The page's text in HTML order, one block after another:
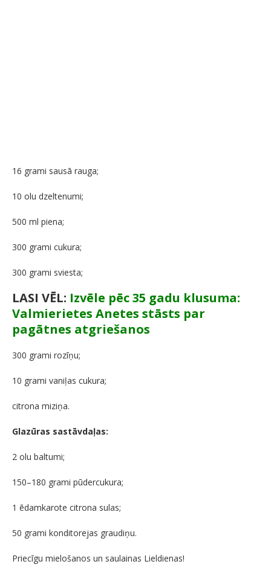
16 grami sausā rauga;
10 olu dzeltenumi;
500 ml piena;
300 grami cukura;
300 grami sviesta;
LASI VĒL: Izvēle pēc 35 gadu klusuma:
Valmierietes Anetes stāsts par
pagātnes atgriešanos
300 grami rozīņu;
10 grami vaniļas cukura;
citrona miziņa.
Glazūras sastāvdaļas:
2 olu baltumi;
150–180 grami pūdercukura;
1 ēdamkarote citrona sulas;
50 grami konditorejas graudiņu.
Priecīgu mielošanos un saulainas Lieldienas!